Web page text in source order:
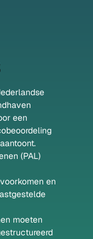
een
(PAL)
en
moeten